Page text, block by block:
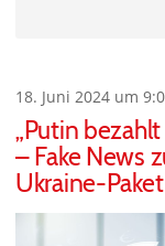
18. Juni 2024 um
„Putin
– Fake News
Ukraine-